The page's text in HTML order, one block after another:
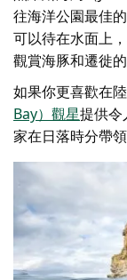
往海洋公園最佳
可以待在水面上
觀賞海豚和遷徙的
如果你更喜歡在
Bay）觀星提供令
家在日落時分帶領